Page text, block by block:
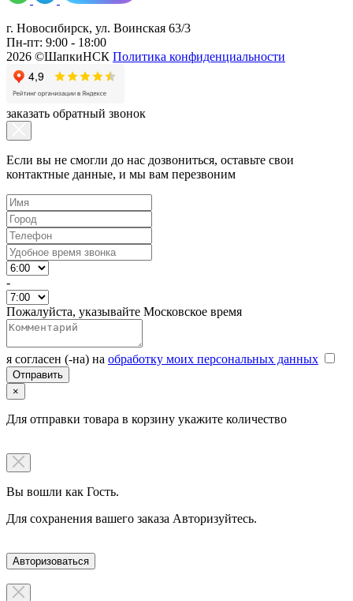
г. Новосибирск, ул. Воинская 63/3
Пн-пт: 9:00 - 18:00
2026 ©ШапкиНСК Политика конфиденциальности
заказать обратный звонок
Если вы не смогли до нас дозвониться, оставьте свои
контактные данные, и мы вам перезвоним
-
Пожалуйста, указывайте Московское время
я согласен (-на) на обработку моих персональных данных
×
Для отправки товара в корзину укажите количество
Вы вошли как Гость.
Для сохранения вашего заказа Авторизуйтесь.
Авторизоваться